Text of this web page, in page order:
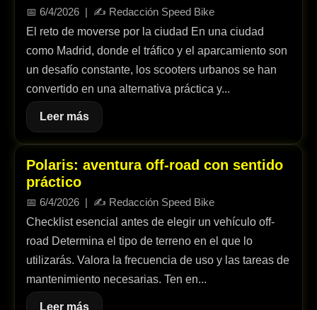
📅 6/4/2026 | ✍️ Redacción Speed Bike
El reto de moverse por la ciudad En una ciudad
como Madrid, donde el tráfico y el aparcamiento son
un desafío constante, los scooters urbanos se han
convertido en una alternativa práctica y...
Leer más
Polaris: aventura off-road con sentido
práctico
📅 6/4/2026 | ✍️ Redacción Speed Bike
Checklist esencial antes de elegir un vehículo off-
road Determina el tipo de terreno en el que lo
utilizarás. Valora la frecuencia de uso y las tareas de
mantenimiento necesarias. Ten en...
Leer más